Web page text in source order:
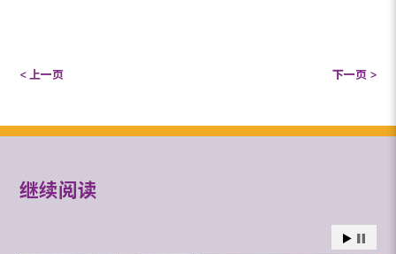
< 上一页 下一页 >
继续阅读